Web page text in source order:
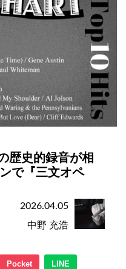
歴史的録音が相
で『三文オペ
2026.04.05
中野 充浩
Pocket LINE